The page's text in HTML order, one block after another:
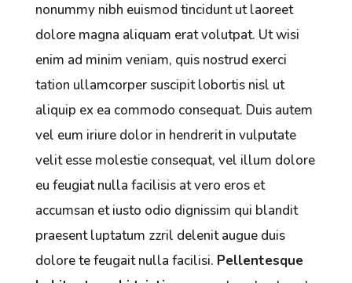
nonummy nibh euismod tincidunt ut laoreet
dolore magna aliquam erat volutpat. Ut wisi
enim ad minim veniam, quis nostrud exerci
tation ullamcorper suscipit lobortis nisl ut
aliquip ex ea commodo consequat. Duis autem
vel eum iriure dolor in hendrerit in vulputate
velit esse molestie consequat, vel illum dolore
eu feugiat nulla facilisis at vero eros et
accumsan et iusto odio dignissim qui blandit
praesent luptatum zzril delenit augue duis
dolore te feugait nulla facilisi. Pellentesque